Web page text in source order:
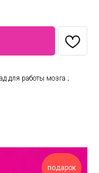
для работы мозга ;
подарок